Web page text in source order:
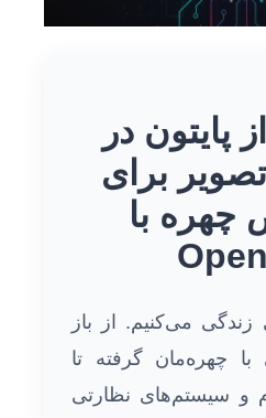
پایتون در
برای
با
زندگی می‌کنیم. از باز
چهره‌مان گرفته تا
و سیستم‌های نظارتی